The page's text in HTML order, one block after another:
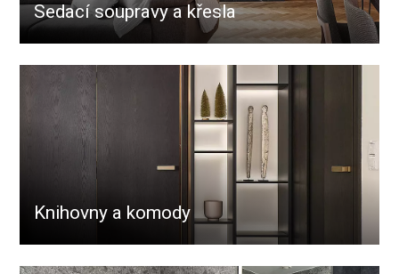
Sedací soupravy a křesla
Knihovny a komody